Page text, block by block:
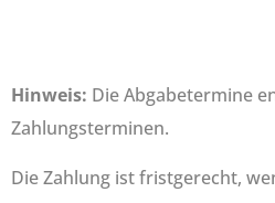
Hinweis: Die Abgabetermine
Zahlungsterminen.
Die Zahlung ist fristgerecht,